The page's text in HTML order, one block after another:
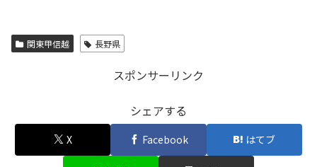
関東甲信越 長野県
スポンサーリンク
シェアする
X Facebook はてブ